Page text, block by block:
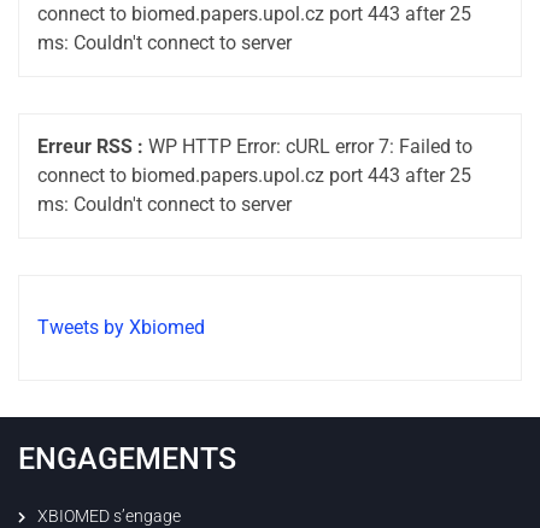
connect to biomed.papers.upol.cz port 443 after 25
ms: Couldn't connect to server
Erreur RSS : WP HTTP Error: cURL error 7: Failed to
connect to biomed.papers.upol.cz port 443 after 25
ms: Couldn't connect to server
Tweets by Xbiomed
ENGAGEMENTS
XBIOMED s’engage